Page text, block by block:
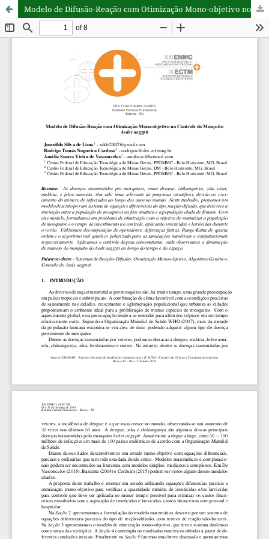
Modelo de Difusão-Reação com Otimização Mono-objetivo no Controle do Mosquito